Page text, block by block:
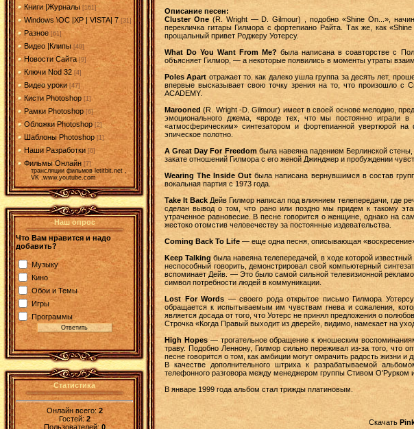
Книги |Журналы [161]
Windows \OC |XP | VISTA| 7 [31]
Разное [61]
Видео |Клипы [49]
Новости Сайта [9]
Ключи Nod 32 [4]
Видео уроки [47]
Кисти Photoshop [1]
Рамки Photoshop [6]
Обложки Photoshop [2]
Шаблоны Photoshop [1]
Наши Разработки [6]
Фильмы Онлайн [7]
трансляции фильмов letitbit.net ,
VK ,www.youtube.com
Наш опрос
Что Вам нравится и надо
добавить?
Музыку
Кино
Обои и Темы
Игры
Программы
Статистика
Онлайн всего:2
Гостей:2
Пользователей: 0
Описание песен:
Cluster One(R. Wright — D. Gilmour) , подобно «Shine On...»,
перекличка гитары Гилмора с фортепиано Райта. Так же, как
прощальный привет Роджеру Уотерсу.
What Do You Want From Me? была написана в соавторстве с
объясняет Гилмор, — а некоторые появились в моменты утраты
Poles Apart отражает то. как далеко ушла группа за десять лет,
впервые высказывает свою точку зрения на то, что произошло
ACADEMY.
Marooned (R. Wright -D. Gilmour) имеет в своей основе мелодию,
эмоционального джема, «вроде тех, что мы постоянно играли
«атмосферическим» синтезатором и фортепианной увертюрой
эпическое полотно.
A Great Day For Freedomбыла навеяна падением Берлинской
закате отношений Гилмора с его женой Джинджер и пробуждении
Wearing The Inside Out была написана вернувшимся в состав
вокальная партия с 1973 года.
Take It Back Дейв Гилмор написал под влиянием телепередачи, где
сделан вывод о том, что рано или поздно мы придем к такому
утраченное равновесие. В песне говорится о женщине, однако на
жестоко отомстив человечеству за постоянные издевательства.
Coming Back To Life — еще одна песня, описывающая
Keep Talking была навеяна телепередачей, в ходе которой
неспособный говорить, демонстрировал свой компьютерный
вспоминает Дейв. — Это было самой сильной телевизионной
символ потребности людей в коммуникации.
Lost For Words — своего рода открытое письмо Гилмора
обращается к испытываемым им чувствам гнева и сожаления,
является досада от того, что Уотерс не принял предложения о
Строчка «Когда Правый выходит из дверей», видимо, намекает на
High Hopes— трогательное обращение к юношеским
траву. Подобно Леннону, Гилмор сильно переживал из-за того, что
песне говорится о том, как амбиции могут омрачить радость жизни и
В качестве дополнительного штриха к разрабатываемой
телефонного разговора между менеджером группы Стивом О'Рурком
В январе 1999 года альбом стал трижды платиновым.
Скачать